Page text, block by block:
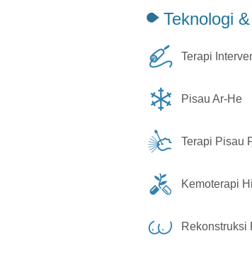
Teknologi
Terapi
Pisau Ar-He
Terapi Pisau
Kemoterapi
Rekonstruksi